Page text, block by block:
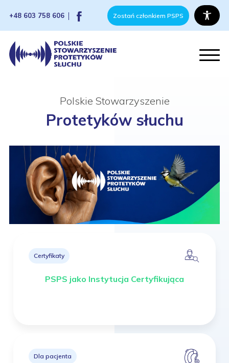
+48 603 758 606 Zostań członkiem PSPS
Polskie Stowarzyszenie
Protetyków słuchu
Certyfikaty
PSPS jako Instytucja Certyfikująca
Dla pacjenta